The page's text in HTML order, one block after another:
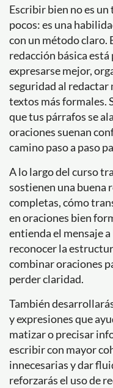
Escribir bien no es
pocos: es una
con un método claro.
redacción básica
expresarse mejor,
seguridad al redactar
textos más formales.
que tus párrafos se
oraciones suenan
camino paso a paso
A lo largo del curso
sostienen una buena
completas, cómo
en oraciones bien
entienda el mensaje
reconocer la
combinar oraciones
perder claridad.
También
y expresiones que
matizar o precisar
escribir con mayor
innecesarias y dar
reforzarás el uso de